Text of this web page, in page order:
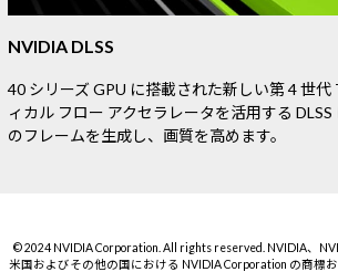
NVIDIA DLSS
40 シリーズ GPU に搭載された新しい第 4 世
ィカル フロー アクセラレータを活用する
のフレームを生成し、画質を高めます。
© 2024 NVIDIA Corporation. All rights reserved. NVIDIA、
米国およびその他の国における NVIDIA Corporation の商標